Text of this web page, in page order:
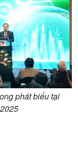
biên giới và hải
biển, đảo Việt
& Công nghệ
phát biểu tại